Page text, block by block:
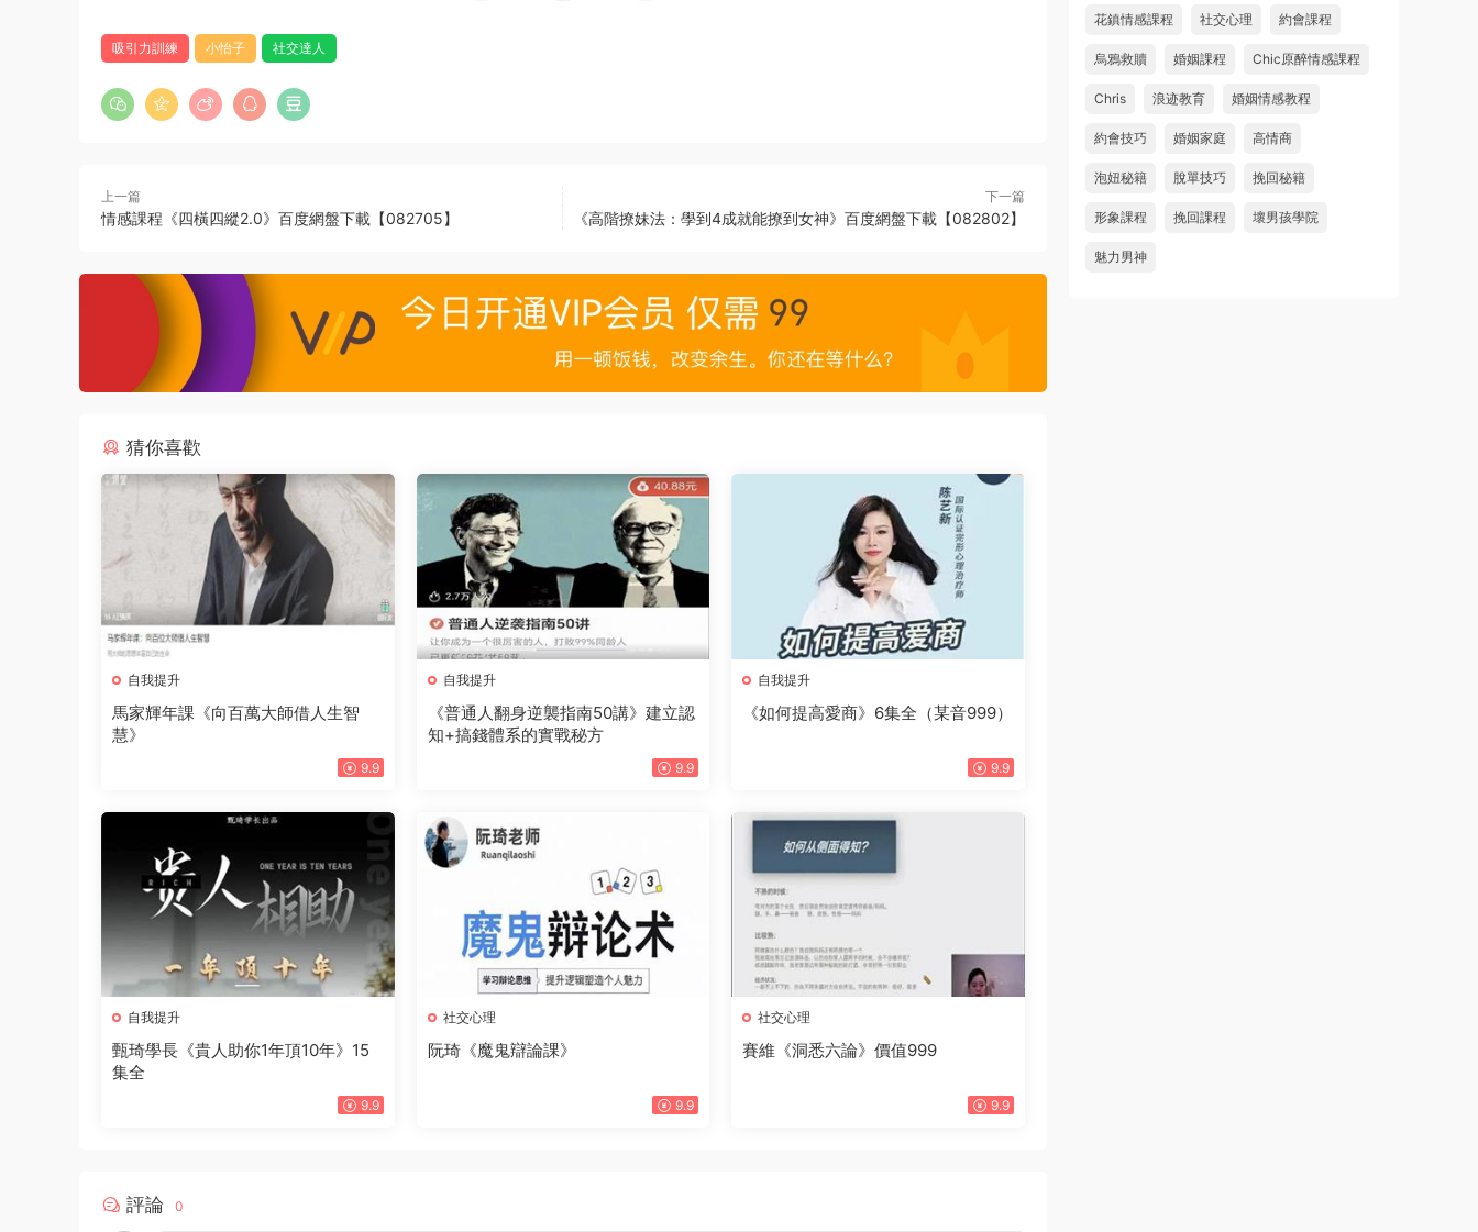
吸引力訓練 小怡子 社交達人
上一篇
情感課程《四橫四縱2.0》百度網盤下載【082705】
下一篇
《高階撩妹法：學到4成就能撩到女神》百度網盤下載【082802】
猜你喜歡
自我提升
馬家輝年課《向百萬大師借人生智
慧》
9.9
自我提升
《普通人翻身逆襲指南50講》建立認
知+搞錢體系的實戰秘方
9.9
自我提升
《如何提高愛商》6集全（某音999）
9.9
自我提升
甄琦學長《貴人助你1年頂10年》15
集全
9.9
社交心理
阮琦《魔鬼辯論課》
9.9
社交心理
賽維《洞悉六論》價值999
9.9
評論 0
花鎮情感課程 社交心理 約會課程
烏鴉救贖 婚姻課程 Chic原醉情感課程
Chris 浪迹教育 婚姻情感教程
約會技巧 婚姻家庭 高情商
泡妞秘籍 脫單技巧 挽回秘籍
形象課程 挽回課程 壞男孩學院
魅力男神